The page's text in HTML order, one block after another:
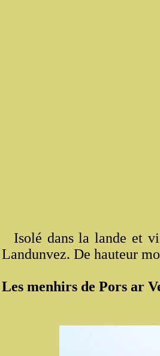
Isolé dans la lande et
Landunvez. De hauteur
Les menhirs de Pors ar